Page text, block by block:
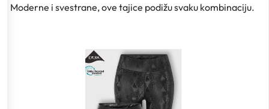
Moderne i svestrane, ove tajice podižu svaku kombinaciju.